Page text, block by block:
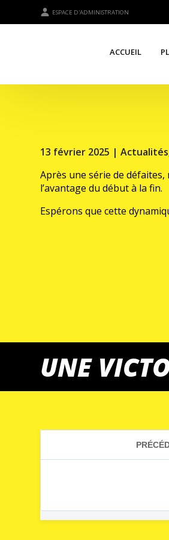
ESPACE D'ADMINISTRATION
ACCUEIL
UNE
13 février 2025 |Actualités
Après une série de
l’avantage du début à la fin.
Espérons que cette